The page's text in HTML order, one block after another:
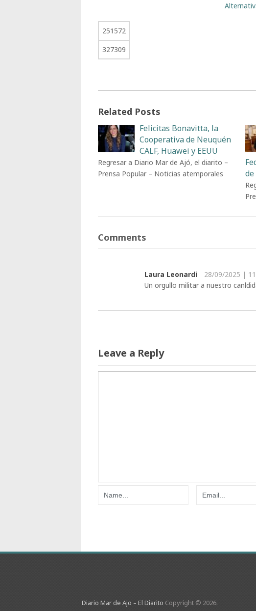
251572
327309
Related Posts
Felicitas Bonavitta, la
Cooperativa de Neuquén
CALF, Huawei y EEUU
Regresar a Diario Mar de Ajó, el diarito –
Prensa Popular – Noticias atemporales
Comments
Laura Leonardi
28/09/2025 |
Un orgullo militar a nuestro
Leave a Reply
Diario Mar de Ajo – El Diarito Copyright © 2026.